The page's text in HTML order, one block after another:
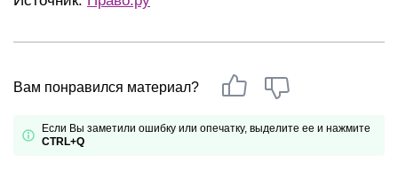
Вам понравился материал?
Если Вы заметили ошибку или опечатку, выделите ее и нажмите
CTRL+Q